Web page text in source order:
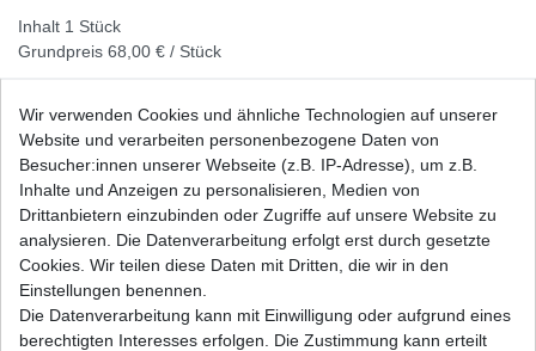
Inhalt 1 Stück
Grundpreis 68,00 € / Stück
In den Warenkorb
Wunschliste
Wir verwenden Cookies und ähnliche Technologien auf unserer
Website und verarbeiten personenbezogene Daten von
Besucher:innen unserer Webseite (z.B. IP-Adresse), um z.B.
Inhalte und Anzeigen zu personalisieren, Medien von
Drittanbietern einzubinden oder Zugriffe auf unsere Website zu
analysieren. Die Datenverarbeitung erfolgt erst durch gesetzte
Cookies. Wir teilen diese Daten mit Dritten, die wir in den
Einstellungen benennen.
Die Datenverarbeitung kann mit Einwilligung oder aufgrund eines
berechtigten Interesses erfolgen. Die Zustimmung kann erteilt